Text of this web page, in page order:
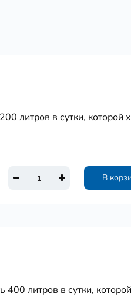
литров в сутки, которой
В
литров в сутки, которой